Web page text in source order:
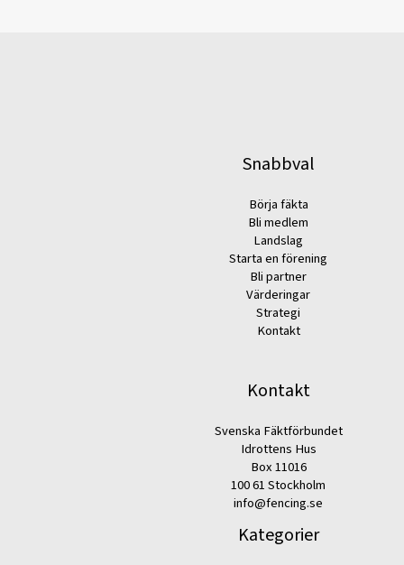
Snabbval
Börja fäkta
Bli medlem
Landslag
Starta en förening
Bli partner
Värderingar
Strategi
Kontakt
Kontakt
Svenska Fäktförbundet
Idrottens Hus
Box 11016
100 61 Stockholm
info@fencing.se
Kategorier